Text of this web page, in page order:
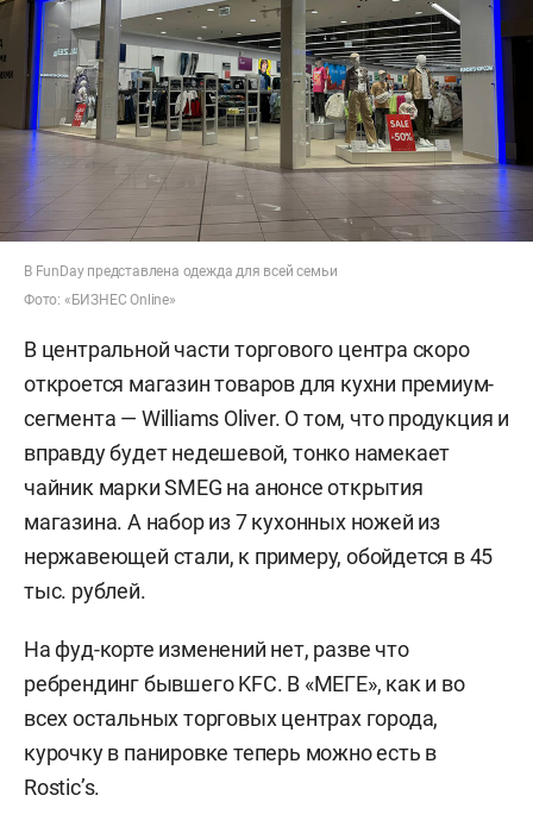
В FunDay представлена одежда для всей семьи
Фото: «БИЗНЕС Online»
В центральной части торгового центра скоро
откроется магазин товаров для кухни премиум-
сегмента — Williams Oliver. О том, что продукция и
вправду будет недешевой, тонко намекает
чайник марки SMEG на анонсе открытия
магазина. А набор из 7 кухонных ножей из
нержавеющей стали, к примеру, обойдется в 45
тыс. рублей.
На фуд-корте изменений нет, разве что
ребрендинг бывшего KFC. В «МЕГЕ», как и во
всех остальных торговых центрах города,
курочку в панировке теперь можно есть в
Rostic’s.